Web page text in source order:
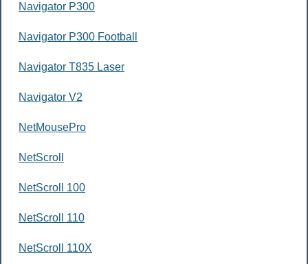
Navigator P300
Navigator P300 Football
Navigator T835 Laser
Navigator V2
NetMousePro
NetScroll
NetScroll 100
NetScroll 110
NetScroll 110X